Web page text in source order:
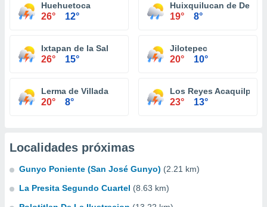
Huehuetoca
26° 12°
Huixquilucan de
19° 8°
Ixtapan de la Sal
26° 15°
Jilotepec
20° 10°
Lerma de Villada
20° 8°
Los Reyes Acaquilpan
23° 13°
Localidades próximas
Gunyo Poniente (San José Gunyo) (2.21 km)
La Presita Segundo Cuartel (8.63 km)